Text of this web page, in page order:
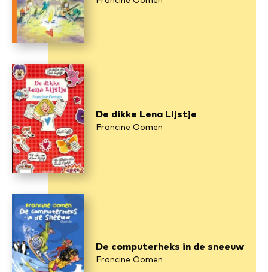
De dikke Lena Lijstje
Francine Oomen
De computerheks in de sneeuw
Francine Oomen